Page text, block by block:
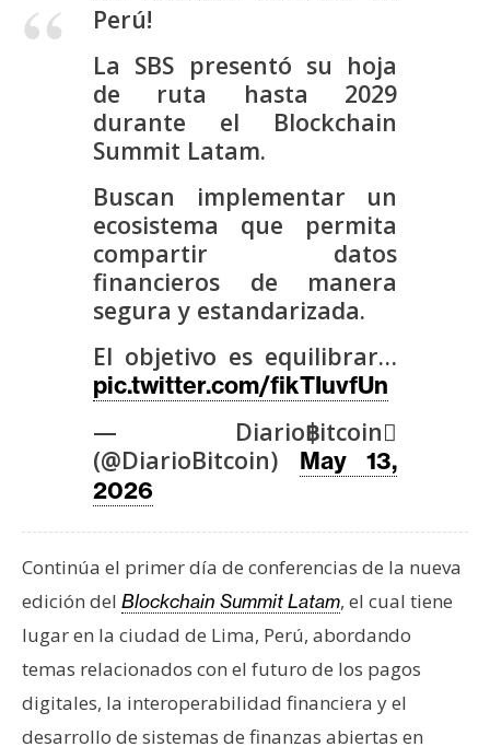
e
m
a
s
Perú!
La SBS presentó su hoja
de ruta hasta 2029
durante el Blockchain
Summit Latam.
Buscan implementar un
ecosistema que permita
compartir datos
financieros de manera
segura y estandarizada.
El objetivo es equilibrar…
pic.twitter.com/fikTIuvfUn
— Diario฿itcoin
(@DiarioBitcoin) May 13,
2026
Continúa el primer día de conferencias de la nueva
edición del Blockchain Summit Latam, el cual tiene
lugar en la ciudad de Lima, Perú, abordando
temas relacionados con el futuro de los pagos
digitales, la interoperabilidad financiera y el
desarrollo de sistemas de finanzas abiertas en